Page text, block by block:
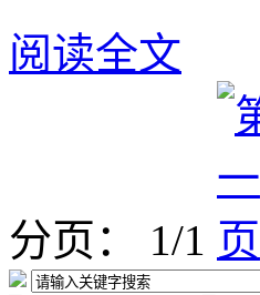
阅读全文
分页： 1/1